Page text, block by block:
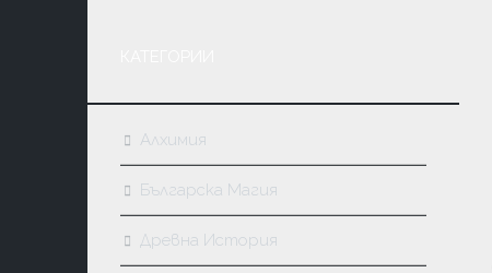
Алхимия
Българска Магия
Древна История